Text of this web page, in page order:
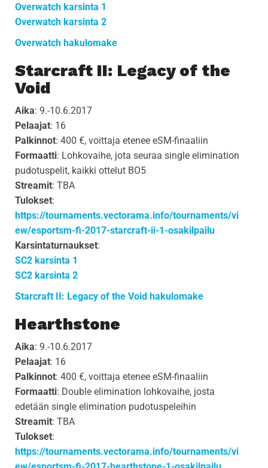
Overwatch karsinta 1
Overwatch karsinta 2
Overwatch hakulomake
Starcraft II: Legacy of the
Void
Aika: 9.-10.6.2017
Pelaajat: 16
Palkinnot: 400 €, voittaja etenee eSM-finaaliin
Formaatti: Lohkovaihe, jota seuraa single elimination
pudotuspelit, kaikki ottelut BO5
Streamit: TBA
Tulokset:
https://tournaments.vectorama.info/tournaments/vi
ew/esportsm-fi-2017-starcraft-ii-1-osakilpailu
Karsintaturnaukset:
SC2 karsinta 1
SC2 karsinta 2
Starcraft II: Legacy of the Void hakulomake
Hearthstone
Aika: 9.-10.6.2017
Pelaajat: 16
Palkinnot: 400 €, voittaja etenee eSM-finaaliin
Formaatti: Double elimination lohkovaihe, josta
edetään single elimination pudotuspeleihin
Streamit: TBA
Tulokset:
https://tournaments.vectorama.info/tournaments/vi